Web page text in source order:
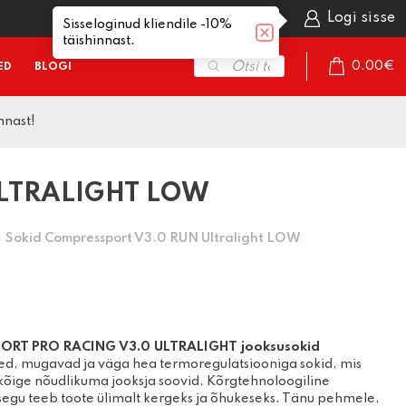
Matkauisud
Aksessuaarid
Rattad ja laagrid
Varuosad
Kiivrid
varuosad
Kindad
Mäesuusaprillid
BLOGI
Products
search
0.00€
Avaleht Logi sisse
Sisseloginud kliendile -10%
täishinnast.
LOW
Sokid Compressport V3.0 RUN Ultralight LOW
PRO RACING V3.0 ULTRALIGHT jooksusokid
mugavad ja väga hea termoregulatsiooniga sokid, mis
nõudlikuma jooksja soovid. Kõrgtehnoloogiline
teeb toote ülimalt kergeks ja õhukeseks. Tänu pehmele,